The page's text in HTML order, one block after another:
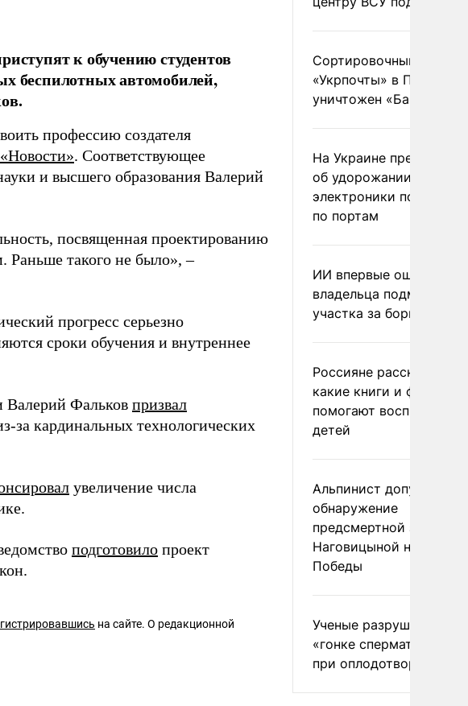
к обучению студентов
беспилотных автомобилей,
профессию создателя
. Соответствующее
и высшего образования Валерий
посвященная проектированию
Раньше такого не было», –
прогресс серьезно
сроки обучения и внутреннее
Валерий Фальков призвал
за кардинальных технологических
увеличение числа
подготовило проект
на сайте. О редакционной
Сортировочный пункт
«Укрпочты» в
уничтожен
На Украине
об удорожании
электроники после
по портам
ИИ впервые
владельца
участка за борщевик
Россияне рассказали,
какие книги и фильмы
помогают воспитывать
детей
Альпинист допустил
обнаружение
предсмертной записки
Наговицыной на пике
Победы
Ученые разрушили миф
«гонке
при оплодотворении